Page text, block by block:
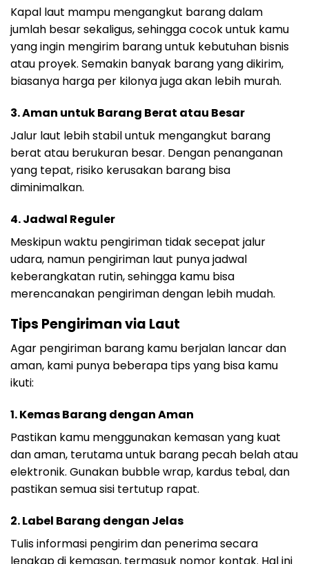
Kapal laut mampu mengangkut barang dalam
jumlah besar sekaligus, sehingga cocok untuk kamu
yang ingin mengirim barang untuk kebutuhan bisnis
atau proyek. Semakin banyak barang yang dikirim,
biasanya harga per kilonya juga akan lebih murah.
3. Aman untuk Barang Berat atau Besar
Jalur laut lebih stabil untuk mengangkut barang
berat atau berukuran besar. Dengan penanganan
yang tepat, risiko kerusakan barang bisa
diminimalkan.
4. Jadwal Reguler
Meskipun waktu pengiriman tidak secepat jalur
udara, namun pengiriman laut punya jadwal
keberangkatan rutin, sehingga kamu bisa
merencanakan pengiriman dengan lebih mudah.
Tips Pengiriman via Laut
Agar pengiriman barang kamu berjalan lancar dan
aman, kami punya beberapa tips yang bisa kamu
ikuti:
1. Kemas Barang dengan Aman
Pastikan kamu menggunakan kemasan yang kuat
dan aman, terutama untuk barang pecah belah atau
elektronik. Gunakan bubble wrap, kardus tebal, dan
pastikan semua sisi tertutup rapat.
2. Label Barang dengan Jelas
Tulis informasi pengirim dan penerima secara
lengkap di kemasan, termasuk nomor kontak. Hal ini